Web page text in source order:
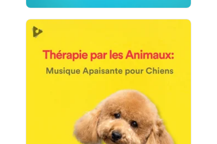
Thérapie par les Animaux:
Musique Apaisante pour
Chiens
Info
Jouer